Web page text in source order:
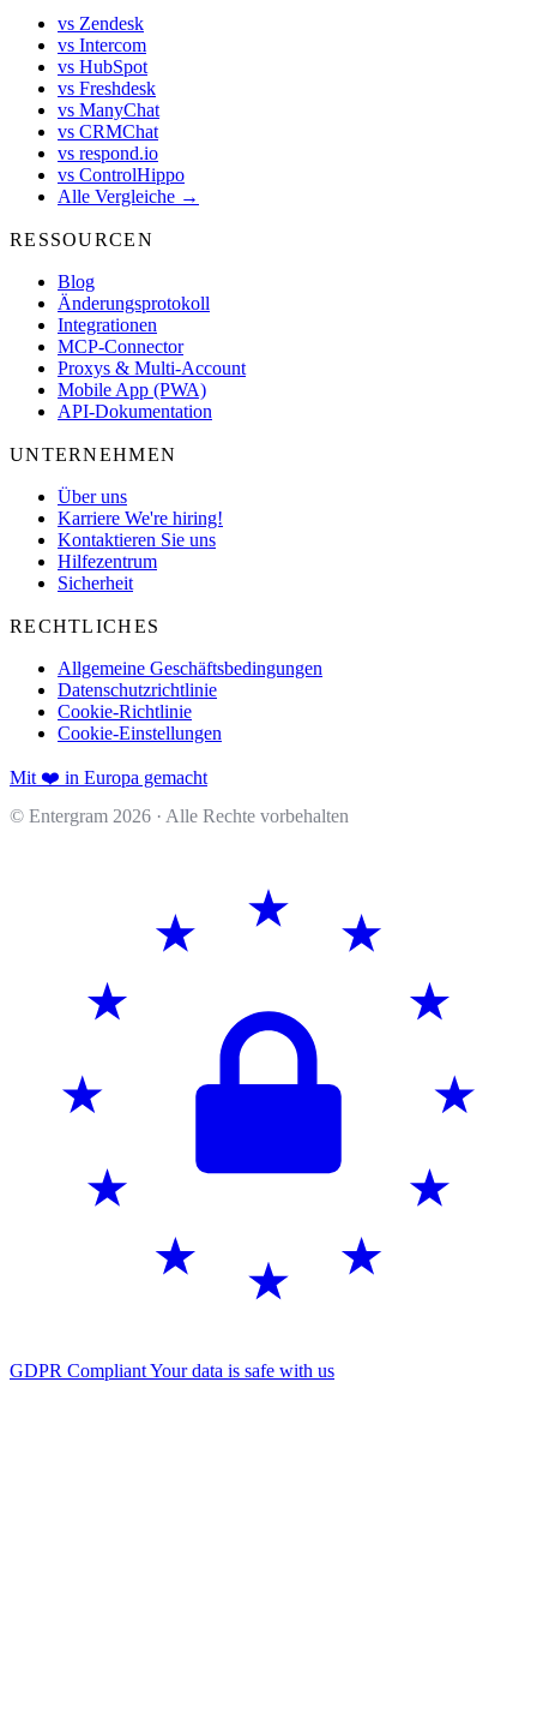
vs Zendesk
vs Intercom
vs HubSpot
vs Freshdesk
vs ManyChat
vs CRMChat
vs respond.io
vs ControlHippo
Alle Vergleiche →
RESSOURCEN
Blog
Änderungsprotokoll
Integrationen
MCP-Connector
Proxys & Multi-Account
Mobile App (PWA)
API-Dokumentation
UNTERNEHMEN
Über uns
Karriere We're hiring!
Kontaktieren Sie uns
Hilfezentrum
Sicherheit
RECHTLICHES
Allgemeine Geschäftsbedingungen
Datenschutzrichtlinie
Cookie-Richtlinie
Cookie-Einstellungen
Mit ❤️ in Europa gemacht
© Entergram 2026 · Alle Rechte vorbehalten
GDPR CompliantYour data is safe with us